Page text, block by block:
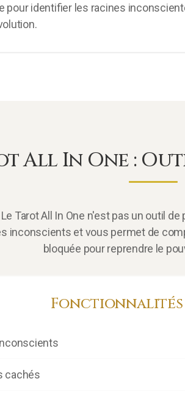
pour identifier les racines
All In One :
Tarot All In One n'est pas un outil de
inconscients et vous permet de
bloquée pour reprendre le
Fonctionnalités
cachés